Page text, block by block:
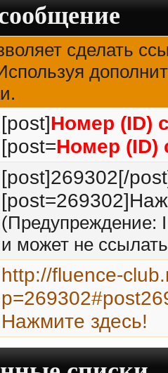
сделать
[post]Номер (ID)
[post=Номер (ID)
[post]269302[/
(Предупреждение:
и может не
http://fluence-
Нажмите здесь!